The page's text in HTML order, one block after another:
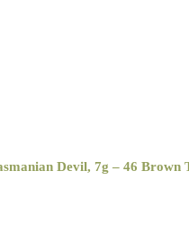
Devil, 7g – 46 Brown